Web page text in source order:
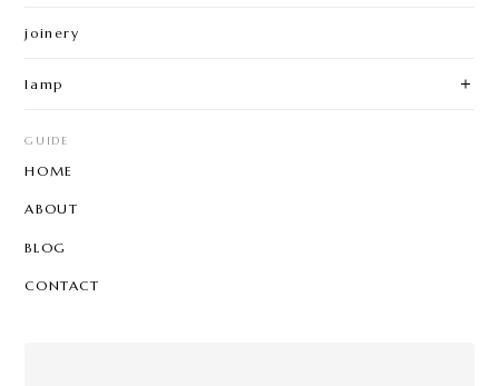
joinery
lamp
GUIDE
HOME
ABOUT
BLOG
CONTACT